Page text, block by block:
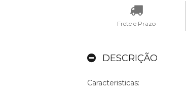
Frete e Prazo
DESCRIÇÃO
Caracteristicas: